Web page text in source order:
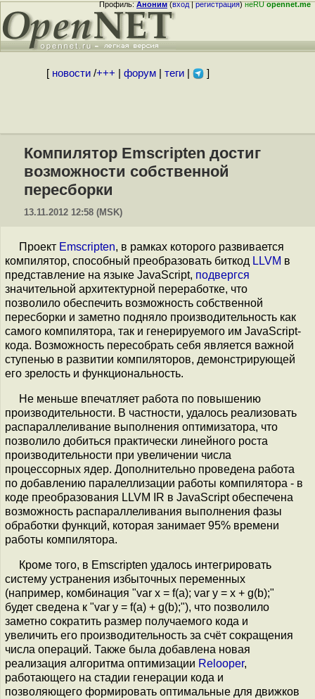
Профиль:Аноним(вход|регистрация)неRUopennet.me
[ новости/+++ форум| теги| ]
Компилятор Emscripten достиг
возможности собственной
пересборки
13.11.2012 12:58 (MSK)
Проект Emscripten, в рамках которого развивается
компилятор, способный преобразовать биткод LLVM в
представление на языке JavaScript, подвергся
значительной архитектурной переработке, что
позволило обеспечить возможность собственной
пересборки и заметно подняло производительность как
самого компилятора, так и генерируемого им JavaScript-
кода. Возможность пересобрать себя является важной
ступенью в развитии компиляторов, демонстрирующей
его зрелость и функциональность.
Не меньше впечатляет работа по повышению
производительности. В частности, удалось реализовать
распараллеливание выполнения оптимизатора, что
позволило добиться практически линейного роста
производительности при увеличении числа
процессорных ядер. Дополнительно проведена работа
по добавлению паралеллизации работы компилятора - в
коде преобразования LLVM IR в JavaScript обеспечена
возможность распараллеливания выполнения фазы
обработки функций, которая занимает 95% времени
работы компилятора.
Кроме того, в Emscripten удалось интегрировать
систему устранения избыточных переменных
(например, комбинация "var x = f(a); var y = x + g(b);"
будет сведена к "var y = f(a) + g(b);"), что позволило
заметно сократить размер получаемого кода и
увеличить его производительность за счёт сокращения
числа операций. Также была добавлена новая
реализация алгоритма оптимизации Relooper,
работающего на стадии генерации кода и
позволяющего формировать оптимальные для движков